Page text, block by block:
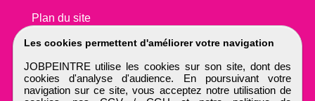
Les cookies permettent d'améliorer votre navigation
JOBPEINTRE utilise les cookies sur son site, dont des
cookies d'analyse d'audience. En poursuivant votre
navigation sur ce site, vous acceptez notre utilisation de
Plan du site